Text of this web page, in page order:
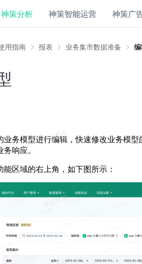
神策分析 神策智能运营 神策广
用指南 报表 业务集市数据准备
业务模型进行编辑，快速修改业务模
响应。
区域的右上角，如下图所示：